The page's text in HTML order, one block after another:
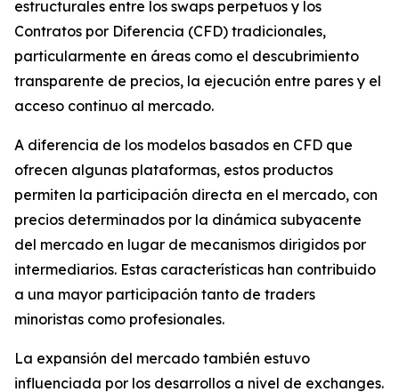
estructurales entre los swaps perpetuos y los
Contratos por Diferencia (CFD) tradicionales,
particularmente en áreas como el descubrimiento
transparente de precios, la ejecución entre pares y el
acceso continuo al mercado.
A diferencia de los modelos basados en CFD que
ofrecen algunas plataformas, estos productos
permiten la participación directa en el mercado, con
precios determinados por la dinámica subyacente
del mercado en lugar de mecanismos dirigidos por
intermediarios. Estas características han contribuido
a una mayor participación tanto de traders
minoristas como profesionales.
La expansión del mercado también estuvo
influenciada por los desarrollos a nivel de exchanges.